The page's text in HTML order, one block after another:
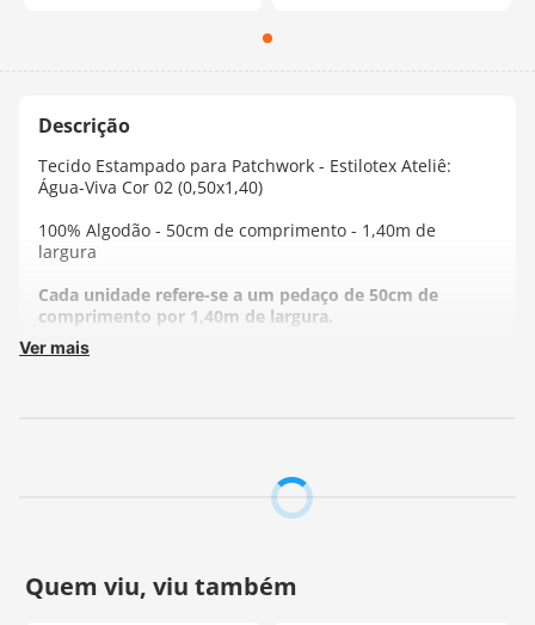
Tecido Estampado para Patchwork - Estilotex Ateliê:
Água-Viva Cor 02 (0,50x1,40)
100% Algodão - 50cm de comprimento - 1,40m de
largura
Cada unidade refere-se a um pedaço de 50cm de
comprimento por 1,40m de largura.
Fabricante:
Ver mais